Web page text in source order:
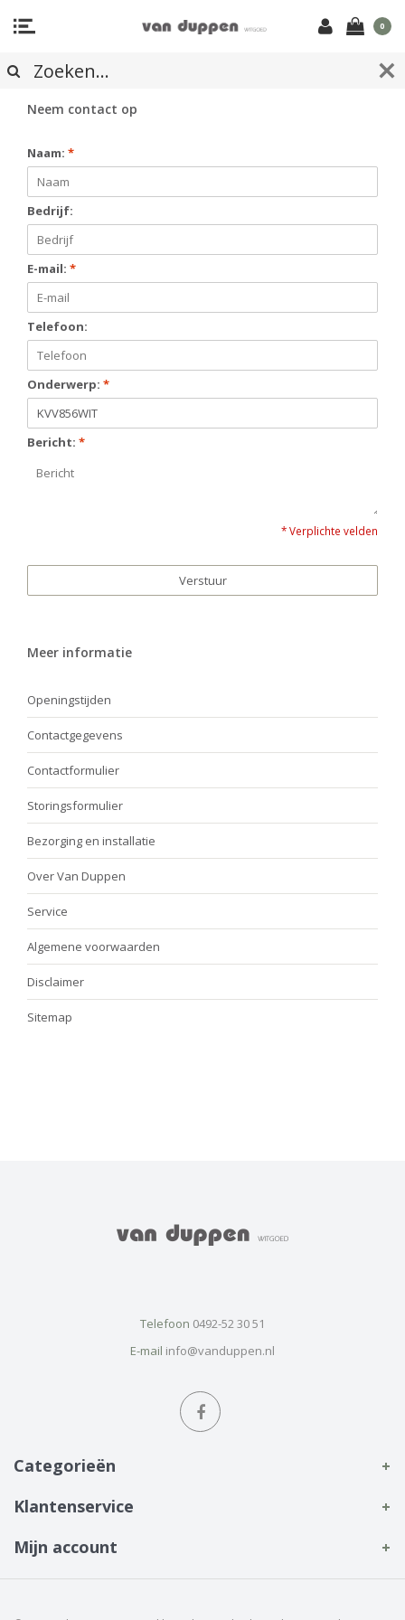
0
CONTACTFORMULIER
Neem contact op
Naam: *
Bedrijf:
E-mail: *
Telefoon:
Onderwerp: *
Bericht: *
* Verplichte velden
Verstuur
Meer informatie
Openingstijden
Contactgegevens
Contactformulier
Storingsformulier
Bezorging en installatie
Over Van Duppen
Service
Algemene voorwaarden
Disclaimer
Sitemap
Telefoon 0492-52 30 51
E-mail info@vanduppen.nl
Categorieën
Klantenservice
Mijn account